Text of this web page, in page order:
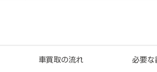
車買取の流れ 必要な